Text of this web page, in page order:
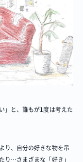
」と、誰もが1度は考えた
り、自分の好きな物を吊
り…さまざまな「好き」